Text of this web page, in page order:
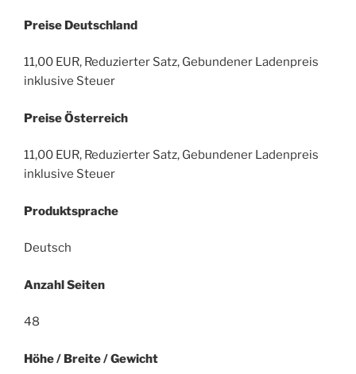
Preise Deutschland
11,00 EUR, Reduzierter Satz, Gebundener Ladenpreis
inklusive Steuer
Preise Österreich
11,00 EUR, Reduzierter Satz, Gebundener Ladenpreis
inklusive Steuer
Produktsprache
Deutsch
Anzahl Seiten
48
Höhe / Breite / Gewicht